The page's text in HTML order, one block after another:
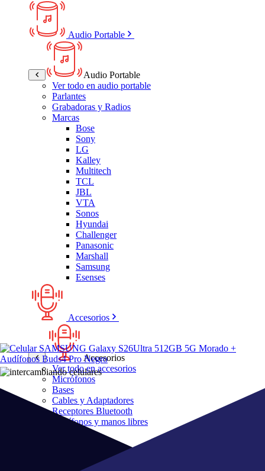
Audio Portable
Audio Portable
Ver todo en audio portable
Parlantes
Grabadoras y Radios
Marcas
Bose
Sony
LG
Kalley
Multitech
TCL
JBL
VTA
Sonos
Hyundai
Challenger
Panasonic
Marshall
Samsung
Esenses
Accesorios
Accesorios
Ver todo en accesorios
Micrófonos
Bases
Cables y Adaptadores
Receptores Bluetooth
Audífonos y manos libres